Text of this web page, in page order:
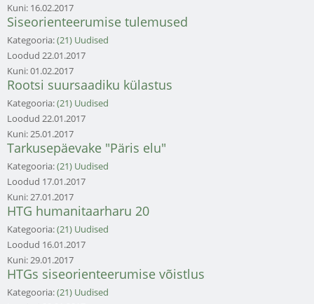
Kuni: 16.02.2017
Siseorienteerumise tulemused
Kategooria:(21) Uudised
Loodud 22.01.2017
Kuni:01.02.2017
Rootsi suursaadiku külastus
Kategooria:(21) Uudised
Loodud 22.01.2017
Kuni:25.01.2017
Tarkusepäevake "Päris elu"
Kategooria:(21) Uudised
Loodud 17.01.2017
Kuni:27.01.2017
HTG humanitaarharu 20
Kategooria:(21) Uudised
Loodud 16.01.2017
Kuni:29.01.2017
HTGs siseorienteerumise võistlus
Kategooria:(21) Uudised